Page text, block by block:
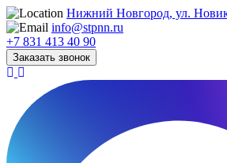
Нижний Новгород, ул.
info@stpnn.ru
+7 831 413 40 90
Заказать звонок